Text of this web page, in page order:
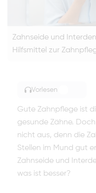
Zahnseide und
Hilfsmittel zur
Vorlesen
Gute Zahnpflege ist
gesunde Zähne.
nicht aus, denn die
Stellen im Mund gut
Zahnseide und
was ist besser?